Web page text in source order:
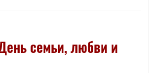
семьи, любви и